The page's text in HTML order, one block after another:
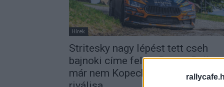
Hírek
Stritesky nagy lépést tett cseh
bajnoki címe felé a Barum Rallyn,
már nem Kopecky a legfőbb